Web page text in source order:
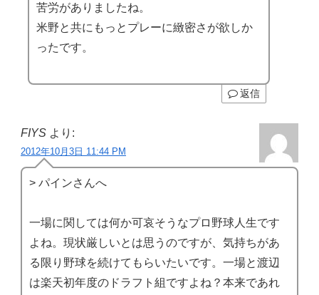
苦労がありましたね。
米野と共にもっとプレーに緻密さが欲しか
ったです。
返信
FIYS より:
2012年10月3日 11:44 PM
> パインさんへ
一場に関しては何か可哀そうなプロ野球人生です
よね。現状厳しいとは思うのですが、気持ちがあ
る限り野球を続けてもらいたいです。一場と渡辺
は楽天初年度のドラフト組ですよね？本来であれ